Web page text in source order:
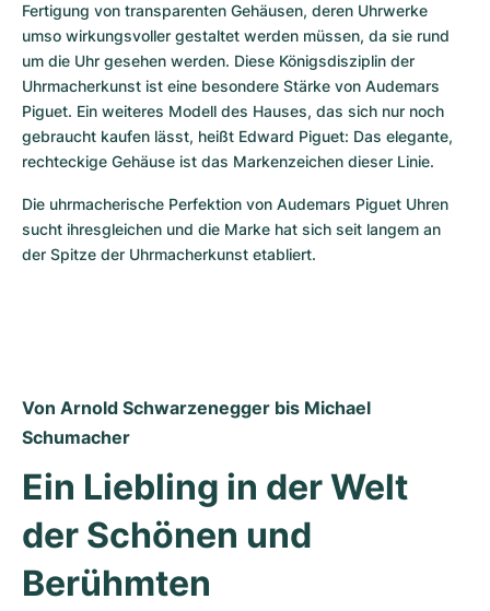
Fertigung von transparenten Gehäusen, deren Uhrwerke
umso wirkungsvoller gestaltet werden müssen, da sie rund
um die Uhr gesehen werden. Diese Königsdisziplin der
Uhrmacherkunst ist eine besondere Stärke von Audemars
Piguet. Ein weiteres Modell des Hauses, das sich nur noch
gebraucht kaufen lässt, heißt Edward Piguet: Das elegante,
rechteckige Gehäuse ist das Markenzeichen dieser Linie.
Die uhrmacherische Perfektion von Audemars Piguet Uhren
sucht ihresgleichen und die Marke hat sich seit langem an
der Spitze der Uhrmacherkunst etabliert.
Von Arnold Schwarzenegger bis Michael
Schumacher
Ein Liebling in der Welt
der Schönen und
Berühmten